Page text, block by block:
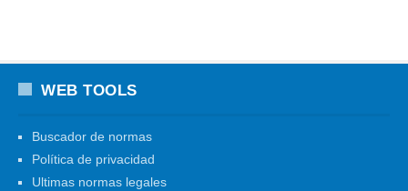
WEB TOOLS
Buscador de normas
Política de privacidad
Ultimas normas legales